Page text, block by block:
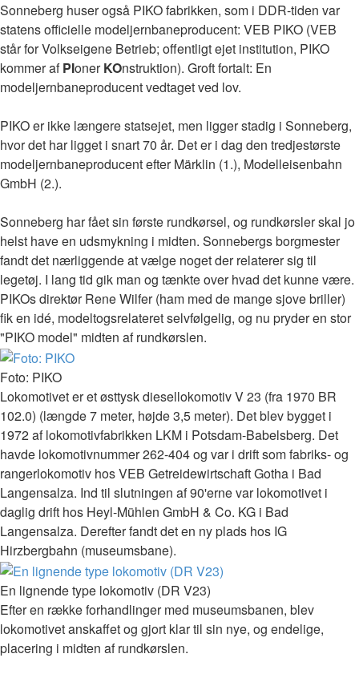
Sonneberg huser også PIKO fabrikken, som i DDR-tiden var
statens officielle modeljernbaneproducent: VEB PIKO (VEB
står for Volkseigene Betrieb; offentligt ejet institution, PIKO
kommer afPIonerKOnstruktion). Groft fortalt: En
modeljernbaneproducent vedtaget ved lov.
PIKO er ikke længere statsejet, men ligger stadig i Sonneberg,
hvor det har ligget i snart 70 år. Det er i dag den tredjestørste
modeljernbaneproducent efter Märklin (1.), Modelleisenbahn
GmbH (2.).
Sonneberg har fået sin første rundkørsel, og rundkørsler skal jo
helst have en udsmykning i midten. Sonnebergs borgmester
fandt det nærliggende at vælge noget der relaterer sig til
legetøj. I lang tid gik man og tænkte over hvad det kunne være.
PIKOs direktør Rene Wilfer (ham med de mange sjove briller)
fik en idé, modeltogsrelateret selvfølgelig, og nu pryder en stor
"PIKO model" midten af rundkørslen.
Foto: PIKO
Lokomotivet er et østtysk diesellokomotiv V 23 (fra 1970 BR
102.0) (længde 7 meter, højde 3,5 meter). Det blev bygget i
1972 af lokomotivfabrikken LKM i Potsdam-Babelsberg. Det
havde lokomotivnummer 262-404 og var i drift som fabriks- og
rangerlokomotiv hos VEB Getreidewirtschaft Gotha i Bad
Langensalza. Ind til slutningen af 90'erne var lokomotivet i
daglig drift hos Heyl-Mühlen GmbH & Co. KG i Bad
Langensalza. Derefter fandt det en ny plads hos IG
Hirzbergbahn (museumsbane).
En lignende type lokomotiv (DR V23)
Efter en række forhandlinger med museumsbanen, blev
lokomotivet anskaffet og gjort klar til sin nye, og endelige,
placering i midten af rundkørslen.